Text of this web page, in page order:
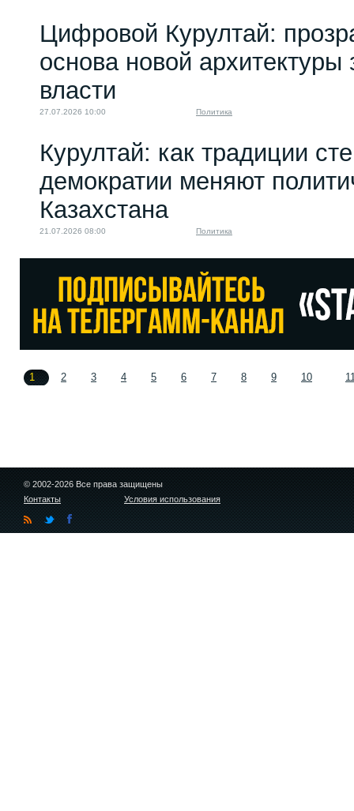
Цифровой Курултай:
основа новой архитектуры
власти
27.07.2026 10:00 Политика
Курултай: как традиции
демократии меняют
Казахстана
21.07.2026 08:00 Политика
1 2 3 4 5 6 7 8 9 10
© 2002-2026 Все права защищены
Контакты
Условия использования